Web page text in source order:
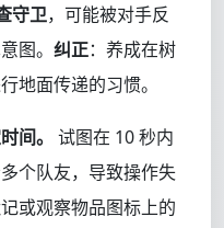
守卫，可能被对手反
图。 纠正：养成在树
地面传递的习惯。
间。 试图在 10 秒内
个队友，导致操作失
或观察物品图标上的